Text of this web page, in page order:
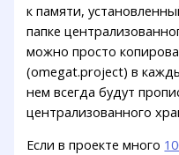
к памяти,
папке
можно просто
(omegat.project) в
нем всегда будут
централизованного
Если в проекте много